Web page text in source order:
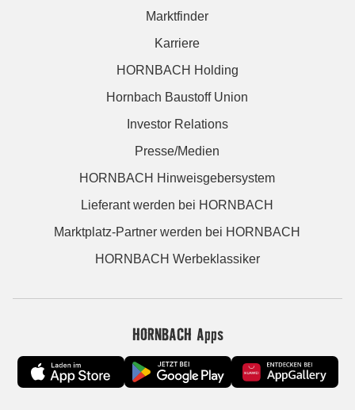
Marktfinder
Karriere
HORNBACH Holding
Hornbach Baustoff Union
Investor Relations
Presse/Medien
HORNBACH Hinweisgebersystem
Lieferant werden bei HORNBACH
Marktplatz-Partner werden bei HORNBACH
HORNBACH Werbeklassiker
HORNBACH Apps